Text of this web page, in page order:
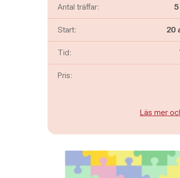
Antal träffar:
Start: 20
Tid:
Pris:
Läs mer